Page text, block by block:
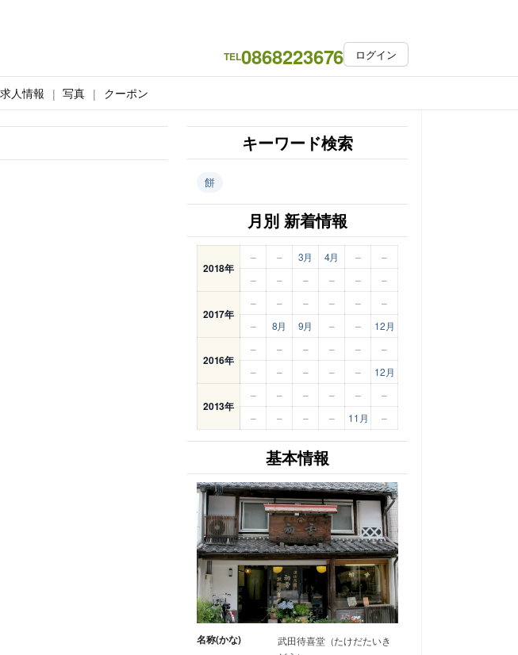
TEL0868223676 ログイン
求人情報 写真 クーポン
キーワード検索
餅
月別 新着情報
2018年
– – 3月 4月 –
–
–
– – – – –
2017年
– – – – –
–
–
8月 9月 – – 12月
2016年
– – – – –
–
–
– – – – 12月
2013年
– – – – –
–
–
– – – 11月 –
基本情報
名称(かな)
武田待喜堂（たけだたいき